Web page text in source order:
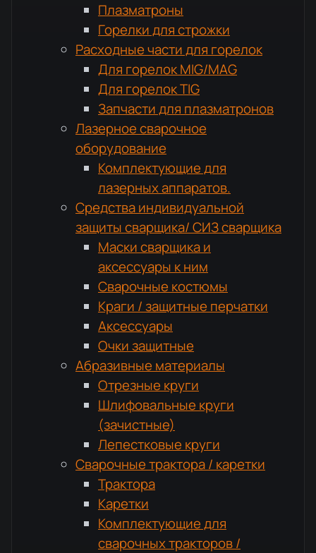
Плазматроны
Горелки для строжки
Расходные части для горелок
Для горелок MIG/MAG
Для горелок TIG
Запчасти для плазматронов
Лазерное сварочное
оборудование
Комплектующие для
лазерных аппаратов.
Средства индивидуальной
защиты сварщика/ СИЗ сварщика
Маски сварщика и
аксессуары к ним
Сварочные костюмы
Краги / защитные перчатки
Аксессуары
Очки защитные
Абразивные материалы
Отрезные круги
Шлифовальные круги
(зачистные)
Лепестковые круги
Сварочные трактора / каретки
Трактора
Каретки
Комплектующие для
сварочных тракторов /